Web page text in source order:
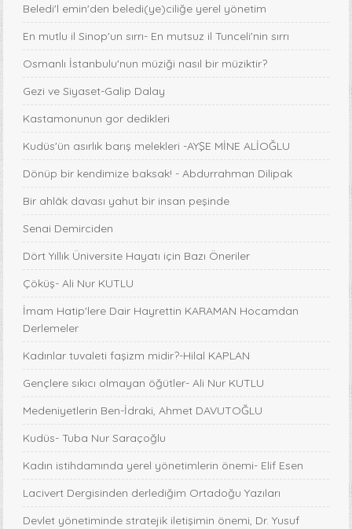
Beledi'l emin'den beledi(ye)ciliğe yerel yönetim
En mutlu il Sinop'un sırrı- En mutsuz il Tunceli'nin sırrı
Osmanlı İstanbulu'nun müziği nasıl bir müziktir?
Gezi ve Siyaset-Galip Dalay
Kastamonunun gor dedikleri
Kudüs'ün asırlık barış melekleri -AYŞE MİNE ALİOĞLU
Dönüp bir kendimize baksak! - Abdurrahman Dilipak
Bir ahlâk davası yahut bir insan peşinde
Senai Demirciden
Dört Yıllık Üniversite Hayatı için Bazı Öneriler
Çöküş- Ali Nur KUTLU
İmam Hatip'lere Dair Hayrettin KARAMAN Hocamdan
Derlemeler
Kadınlar tuvaleti faşizm midir?-Hilal KAPLAN
Gençlere sıkıcı olmayan öğütler- Ali Nur KUTLU
Medeniyetlerin Ben-İdraki, Ahmet DAVUTOĞLU
Kudüs- Tuba Nur Saraçoğlu
Kadın istihdamında yerel yönetimlerin önemi- Elif Esen
Lacivert Dergisinden derlediğim Ortadoğu Yazıları
Devlet yönetiminde stratejik iletişimin önemi, Dr. Yusuf